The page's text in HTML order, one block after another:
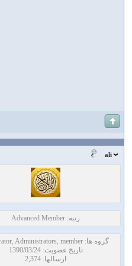
ali
رتبه: Advanced Member
گروه ها: Moderator, Administrators, member
تاریخ عضویت: 1390/03/24
ارسالها: 2,374